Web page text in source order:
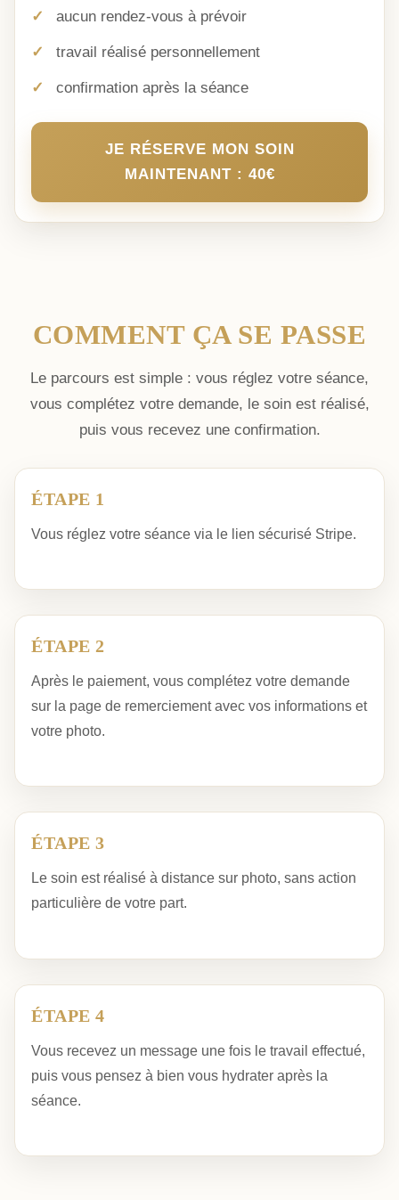
aucun rendez-vous à prévoir
travail réalisé personnellement
confirmation après la séance
JE RÉSERVE MON SOIN
MAINTENANT : 40€
COMMENT ÇA SE PASSE
Le parcours est simple : vous réglez votre séance,
vous complétez votre demande, le soin est réalisé,
puis vous recevez une confirmation.
ÉTAPE 1
Vous réglez votre séance via le lien sécurisé Stripe.
ÉTAPE 2
Après le paiement, vous complétez votre demande
sur la page de remerciement avec vos informations et
votre photo.
ÉTAPE 3
Le soin est réalisé à distance sur photo, sans action
particulière de votre part.
ÉTAPE 4
Vous recevez un message une fois le travail effectué,
puis vous pensez à bien vous hydrater après la
séance.